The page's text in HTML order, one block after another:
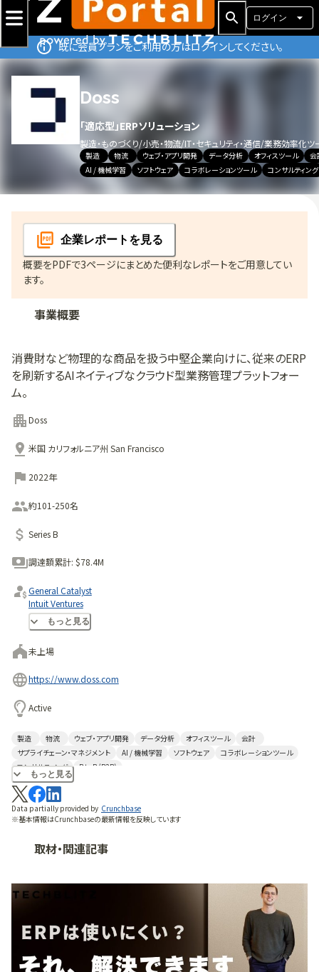
ログイン
既に会員プランをご利用の方はログインしてください。
Doss
「適応型」ERPソリューション
製造・ものづくり/小売・物流/IT・セキュリティ・通信/業務効率化ツ
製造 物流 ウェブ・アプリ開発 データ分析 オフィスツール
会
AI / 機械学習
ソフトウェア コラボレーションツール コンサルティング
企業レポート を見る
概要をPDFで3ページにまとめた便利なレポートをご用意してい
ます。
事業概要
消費財など物理的な商品を扱う中堅企業向けに、従来のERP
を刷新するAIネイティブなクラウド型業務管理プラットフォー
ム。
Doss
米国 カリフォルニア州 San Francisco
2022年
約101-250名
Series B
調達額累計: $78.4M
General Catalyst
Intuit Ventures
Mintakaもっと見る
未上場
https://www.doss.com
Active
製造 物流 ウェブ・アプリ開発 データ分析 オフィスツール
会計
サプライチェーン・マネジメント
AI / 機械学習 ソフトウェア
コラボレーションツール
コンサルティング
B to B (B2B)
もっと見る
Data partially provided by Crunchbase
※基本情報はCrunchbaseの最新情報を反映しています
取材・関連記事